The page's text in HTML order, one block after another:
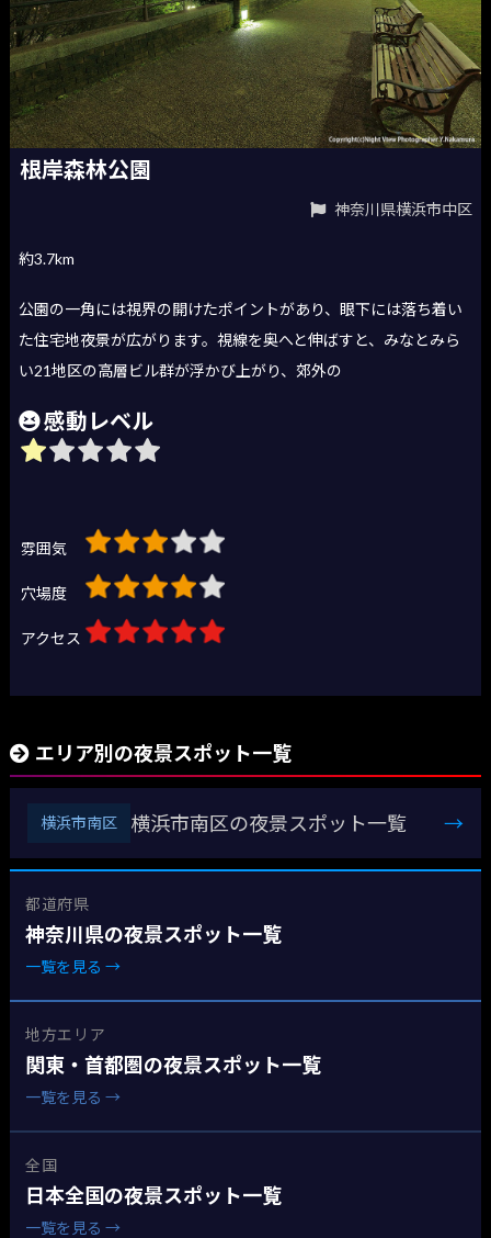
根岸森林公園
神奈川県横浜市中区
約3.7km
公園の一角には視界の開けたポイントがあり、眼下には落ち着い
た住宅地夜景が広がります。視線を奥へと伸ばすと、みなとみら
い21地区の高層ビル群が浮かび上がり、郊外の
感動レベル
雰囲気
穴場度
アクセス
エリア別の夜景スポット一覧
横浜市南区 横浜市南区の夜景スポット一覧 →
都道府県
神奈川県の夜景スポット一覧
一覧を見る →
地方エリア
関東・首都圏の夜景スポット一覧
一覧を見る →
全国
日本全国の夜景スポット一覧
一覧を見る →